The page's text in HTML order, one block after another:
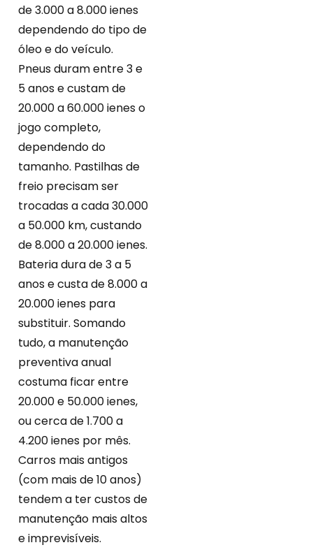
de 3.000 a 8.000 ienes
dependendo do tipo de
óleo e do veículo.
Pneus duram entre 3 e
5 anos e custam de
20.000 a 60.000 ienes o
jogo completo,
dependendo do
tamanho. Pastilhas de
freio precisam ser
trocadas a cada 30.000
a 50.000 km, custando
de 8.000 a 20.000 ienes.
Bateria dura de 3 a 5
anos e custa de 8.000 a
20.000 ienes para
substituir. Somando
tudo, a manutenção
preventiva anual
costuma ficar entre
20.000 e 50.000 ienes,
ou cerca de 1.700 a
4.200 ienes por mês.
Carros mais antigos
(com mais de 10 anos)
tendem a ter custos de
manutenção mais altos
e imprevisíveis.